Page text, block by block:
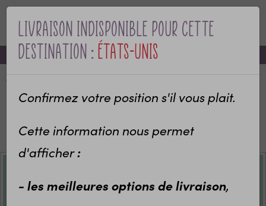
MENU
-10% sur votre première commande avec le code bienvenue
Livraison indisponible pour cette
destination :États-Unis
Confirmez votre position s'il vous plait.
Cette information nous permet
d'afficher:
- les meilleures options de livraison,
Cadeau de naissance
Déco chambre bébé personnalisable
Affiche souvenir de 1 er anniversaire Sweety